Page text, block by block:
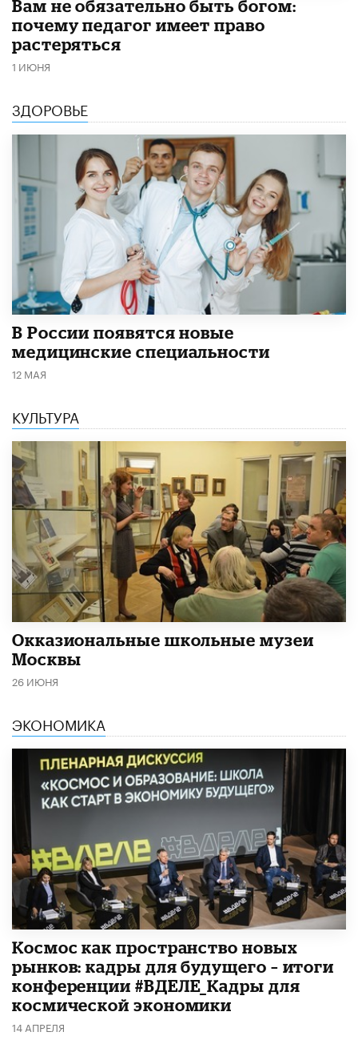
​Вам не обязательно быть богом:
почему педагог имеет право
растеряться
1 ИЮНЯ
ЗДОРОВЬЕ
В России появятся новые
медицинские специальности
12 МАЯ
КУЛЬТУРА
​Окказиональные школьные музеи
Москвы
26 ИЮНЯ
ЭКОНОМИКА
Космос как пространство новых
рынков: кадры для будущего – итоги
конференции #ВДЕЛЕ_Кадры для
космической экономики
14 АПРЕЛЯ